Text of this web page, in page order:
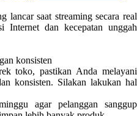
lancar saat streaming secara real
Internet dan kecepatan unggah
konsisten
toko, pastikan Anda melayani
konsisten. Silakan lakukan hal
agar pelanggan sanggup